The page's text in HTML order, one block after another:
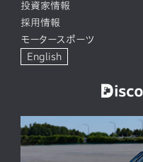
投資家情報
採用情報
モータースポーツ
English